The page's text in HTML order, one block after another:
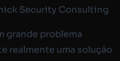
Security Consulting
grande problema
realmente uma solução